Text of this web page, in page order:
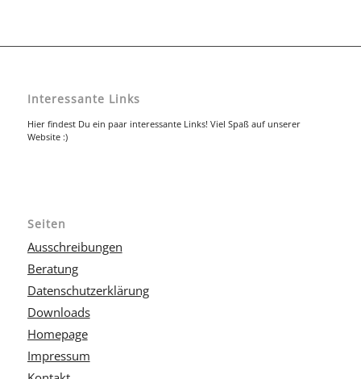
Interessante Links
Hier findest Du ein paar interessante Links! Viel Spaß auf unserer
Website :)
Seiten
Ausschreibungen
Beratung
Datenschutzerklärung
Downloads
Homepage
Impressum